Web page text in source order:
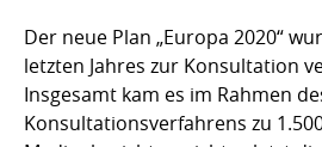
Der neue Plan „Europa 2020“
letzten Jahres zur Konsultation
Insgesamt kam es im Rahmen
Konsultationsverfahrens zu